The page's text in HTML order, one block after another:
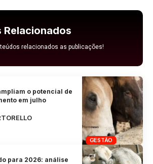
Relacionados
relacionados as publicações!
GESTÃO
o potencial de
em julho
para 2026: análise